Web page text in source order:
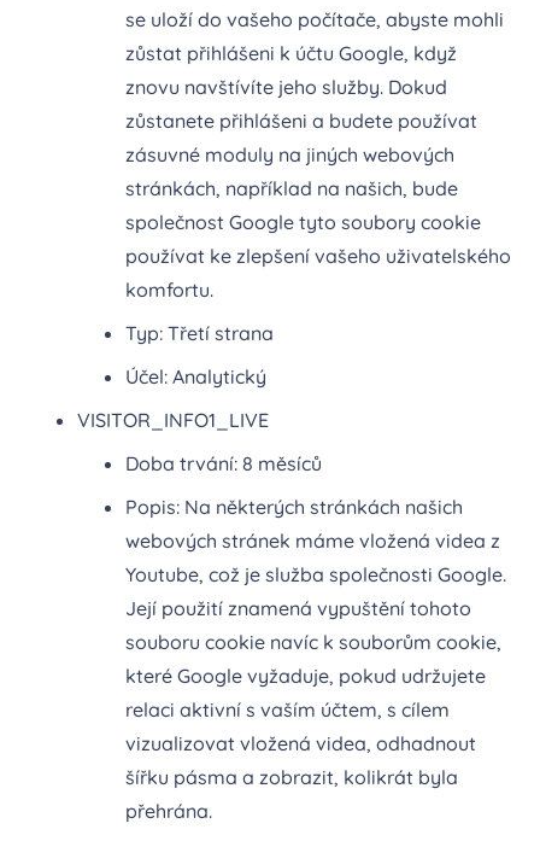
se uloží do vašeho počítače, abyste mohli
zůstat přihlášeni k účtu Google, když
znovu navštívíte jeho služby. Dokud
zůstanete přihlášeni a budete používat
zásuvné moduly na jiných webových
stránkách, například na našich, bude
společnost Google tyto soubory cookie
používat ke zlepšení vašeho uživatelského
komfortu.
Typ: Třetí strana
Účel: Analytický
VISITOR_INFO1_LIVE
Doba trvání: 8 měsíců
Popis: Na některých stránkách našich
webových stránek máme vložená videa z
Youtube, což je služba společnosti Google.
Její použití znamená vypuštění tohoto
souboru cookie navíc k souborům cookie,
které Google vyžaduje, pokud udržujete
relaci aktivní s vaším účtem, s cílem
vizualizovat vložená videa, odhadnout
šířku pásma a zobrazit, kolikrát byla
přehrána.